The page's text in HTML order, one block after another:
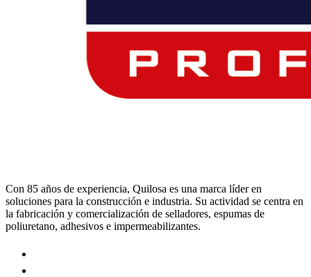
Con 85 años de experiencia, Quilosa es una marca líder en
soluciones para la construcción e industria. Su actividad se centra en
la fabricación y comercialización de selladores, espumas de
poliuretano, adhesivos e impermeabilizantes.